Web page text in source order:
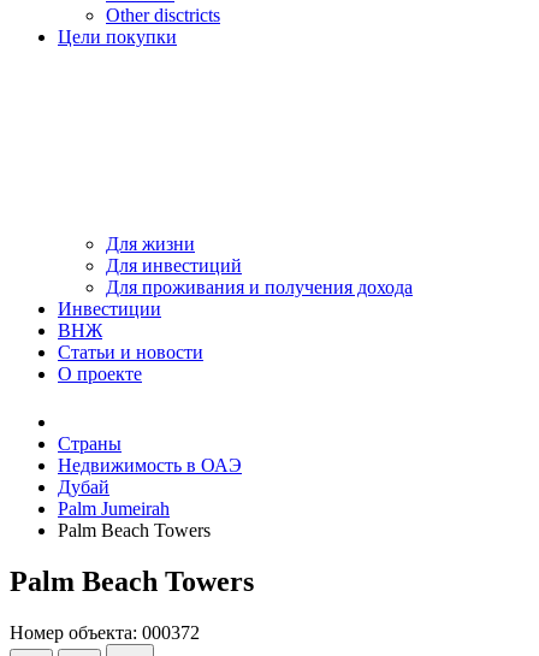
Other disctricts
Цели покупки
Для жизни
Для инвестиций
Для проживания и получения дохода
Инвестиции
ВНЖ
Статьи и новости
О проекте
Страны
Недвижимость в ОАЭ
Дубай
Palm Jumeirah
Palm Beach Towers
Palm Beach Towers
Номер объекта: 000372